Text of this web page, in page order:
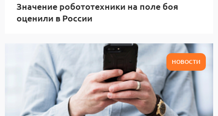
Значение робототехники на поле боя
оценили в России
НОВОСТИ